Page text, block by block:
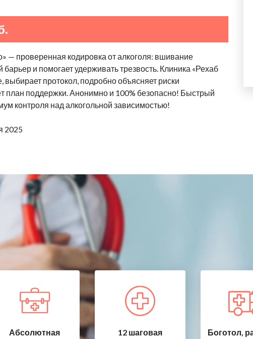
— проверенная кодировка от алкоголя: вшивание
и помогает удерживать трезвость. Клиника «Рехаб
выбирает протокол, подробно объясняет риски
план поддержки. Анонимно и 100% безопасно! Быстрый
контроля над алкогольной зависимостью!
2025
Абсолютная
12 шаговая
Боготол,